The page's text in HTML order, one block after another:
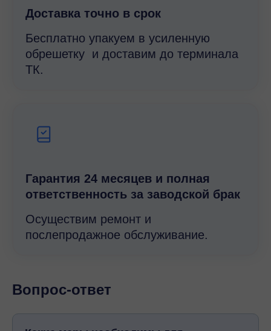
Доставка точно в срок
Бесплатно упакуем в усиленную
обрешетку и доставим до терминала
ТК.
Гарантия 24 месяцев и полная
ответственность за заводской брак
Осуществим ремонт и
послепродажное обслуживание.
Вопрос-ответ